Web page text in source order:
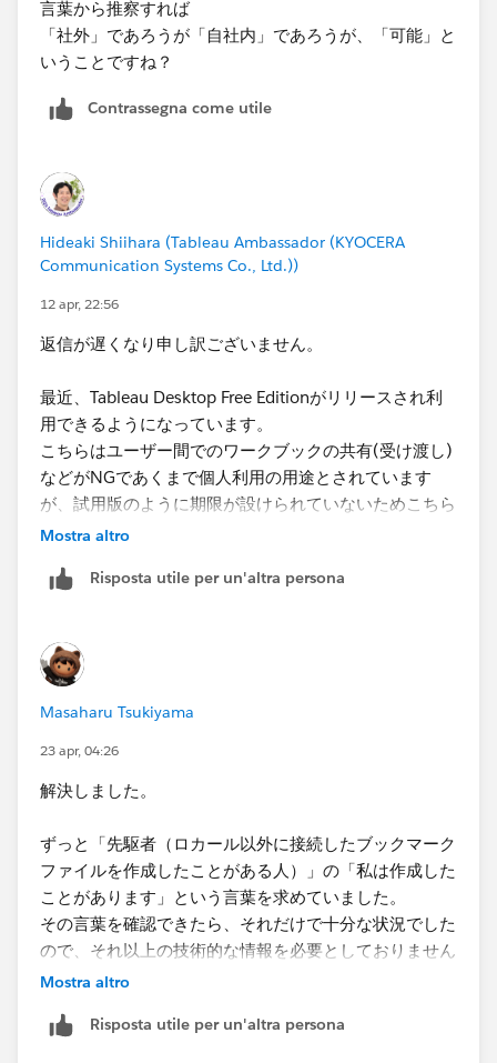
少しでもお役に立てれたら幸いです。
今後、自社内のサーバーを利用した方法に拡張するつも
りなのですが、「salesforce のサーバーなら可能」と言
われても、我々には必要がない情報です。
一般的に「社外にアクセスできて、そのブックマークフ
そのブックマークファイルを作成可能」であれば、その
中間とも思える「自社内サーバーにアクセスできて、ブ
のトレーニングの講師は「salesforce のサーバーなら可
能」としか回答してくれなくて困っているのです。
技術的な情報を理解することも必要なのでしょうが、そ
能でしょうか？
言葉から推察すれば
「社外」であろうが「自社内」であろうが、「可能」と
いうことですね？
Contrassegna come utile
Hideaki Shiihara (Tableau Ambassador (KYOCERA
Communication Systems Co., Ltd.))
12 apr, 22:56
返信が遅くなり申し訳ございません。
最近、Tableau Desktop Free Editionがリリースされ利
用できるようになっています。
こちらはユーザー間でのワークブックの共有(受け渡し)
などがNGであくまで個人利用の用途とされています
が、試用版のように期限が設けられていないためこちら
で検証してみてはいかがでしょうか？
お使いのファイルサーバーの該当フォルダ内のデータソ
こちらでうまくいくようでしたら、ほかのメンバーと共
有しても各々が接続できるならブックマークファイルも
共有できると思われます。
https://www.tableau.com/ja-jp/products/desktop-
free/download
Mostra altro
Risposta utile per un'altra persona
Masaharu Tsukiyama
23 apr, 04:26
解決しました。
ずっと「先駆者（ロカール以外に接続したブックマーク
ファイルを作成したことがある人）」の「私は作成した
ことがあります」という言葉を求めていました。
その言葉を確認できたら、それだけで十分な状況でした
ので、それ以上の技術的な情報を必要としておりません
でした。
その後、下方にもあるように「自身で作ってみたら？」
Mostra altro
Risposta utile per un'altra persona